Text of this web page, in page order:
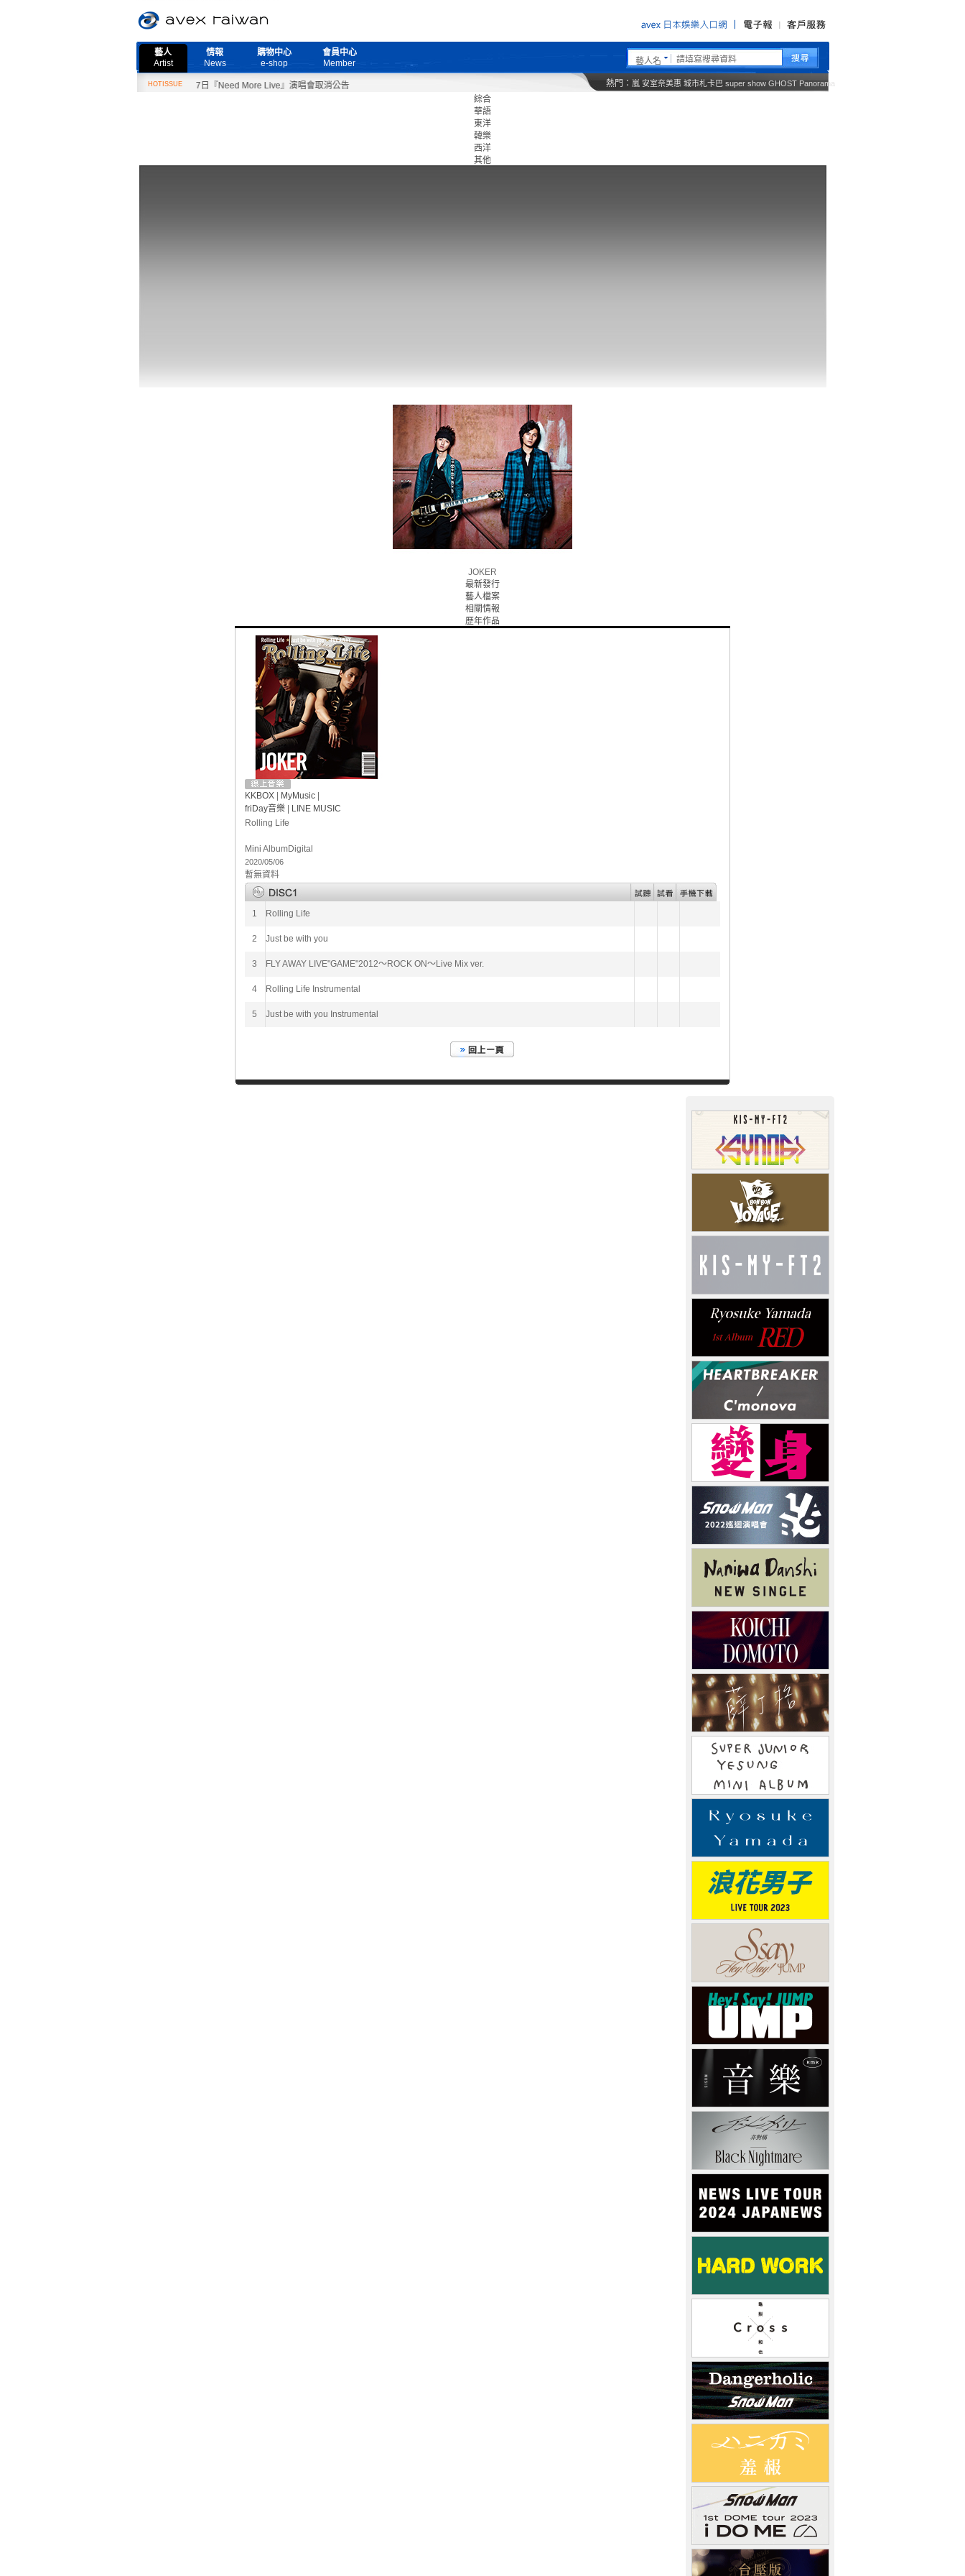
藝人
Artist
情報
News
購物中心
e-shop
會員中心
Member
藝人名
HOTISSUE
2月27日『Need More Live』演唱會取消公告 熱門： 嵐 安室奈美惠 城市札卡巴 super show GHOST Panorama
綜合
華語
東洋
韓樂
西洋
其他
JOKER
最新發行
藝人檔案
相關情報
歷年作品
KKBOX| MyMusic|
friDay音樂|
LINE MUSIC
Rolling Life
Mini AlbumDigital
2020/05/06
暫無資料
1 Rolling Life
2 Just be with you
3 FLY AWAY LIVE"GAME"2012～ROCK ON～Live Mix ver.
4 Rolling Life Instrumental
5 Just be with you Instrumental